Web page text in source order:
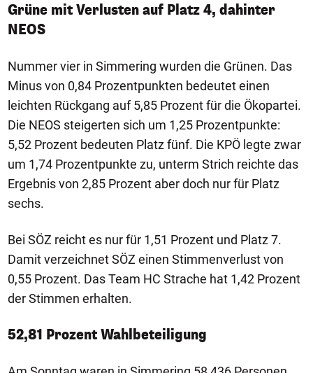
Grüne mit Verlusten auf Platz 4, dahinter
NEOS
Nummer vier in Simmering wurden die Grünen. Das
Minus von 0,84 Prozentpunkten bedeutet einen
leichten Rückgang auf 5,85 Prozent für die Ökopartei.
Die NEOS steigerten sich um 1,25 Prozentpunkte:
5,52 Prozent bedeuten Platz fünf. Die KPÖ legte zwar
um 1,74 Prozentpunkte zu, unterm Strich reichte das
Ergebnis von 2,85 Prozent aber doch nur für Platz
sechs.
Bei SÖZ reicht es nur für 1,51 Prozent und Platz 7.
Damit verzeichnet SÖZ einen Stimmenverlust von
0,55 Prozent. Das Team HC Strache hat 1,42 Prozent
der Stimmen erhalten.
52,81 Prozent Wahlbeteiligung